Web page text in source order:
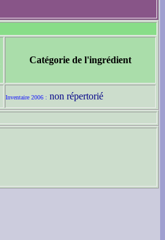
Catégorie de l'ingrédient
Inventaire 2006 : non répertorié